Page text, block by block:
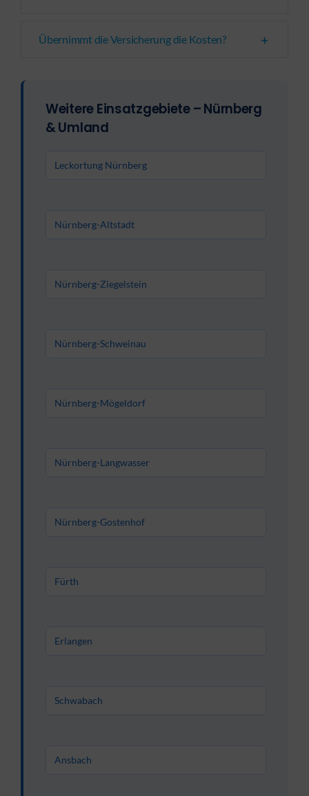
Übernimmt die Versicherung die Kosten?
Weitere Einsatzgebiete – Nürnberg
& Umland
Leckortung Nürnberg
Nürnberg-Altstadt
Nürnberg-Ziegelstein
Nürnberg-Schweinau
Nürnberg-Mögeldorf
Nürnberg-Langwasser
Nürnberg-Gostenhof
Fürth
Erlangen
Schwabach
Ansbach